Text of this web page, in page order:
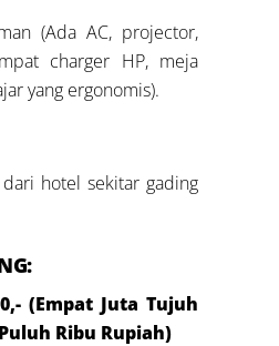
(Ada AC, projector,
charger HP, meja
yang ergonomis).
hotel sekitar gading
(Empat Juta Tujuh
Ribu Rupiah)